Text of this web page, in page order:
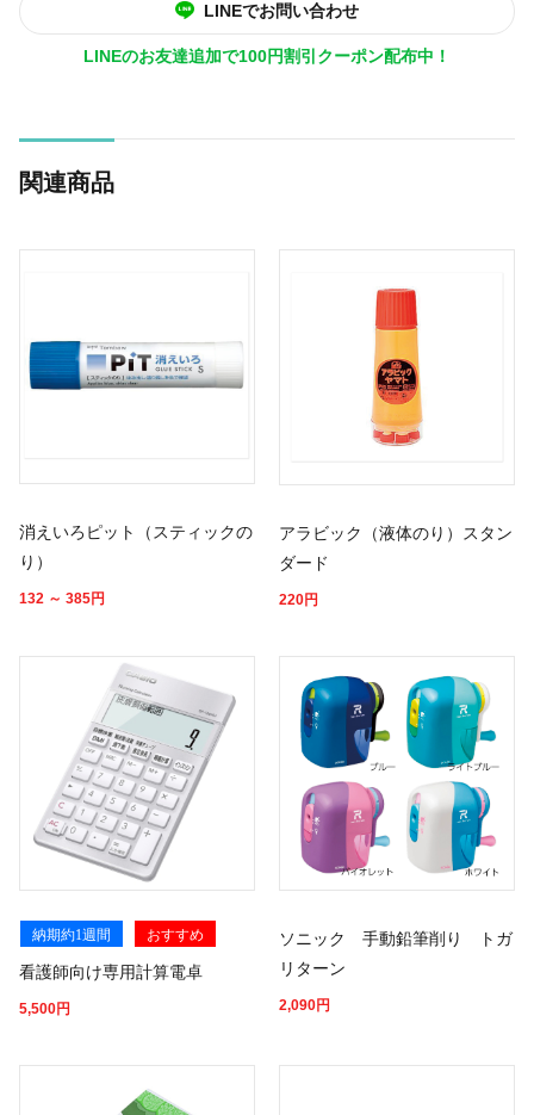
LINEでお問い合わせ
LINEのお友達追加で100円割引クーポン配布中！
関連商品
消えいろピット（スティックの
り）
132 ～ 385円
アラビック（液体のり）スタン
ダード
220円
納期約1週間 おすすめ
看護師向け専用計算電卓
5,500円
ソニック 手動鉛筆削り トガ
リターン
2,090円